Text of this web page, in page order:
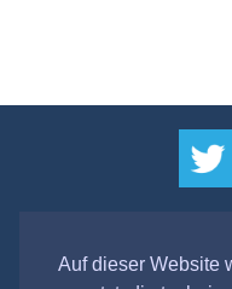
Auf dieser Website